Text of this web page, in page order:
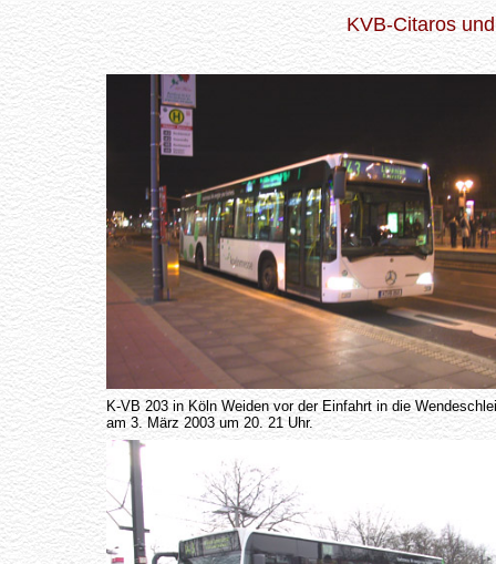
KVB-Citaros
K-VB 203 in Köln Weiden vor der Einfahrt in die
am 3. März 2003 um 20. 21 Uhr.